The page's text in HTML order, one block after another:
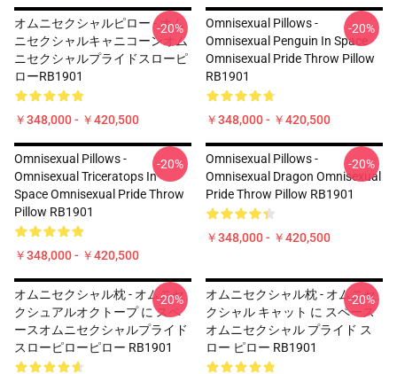
オムニセクシャルピロー - オム
ニセクシャルキャニコーンオム
ニセクシャルプライドスローピ
ローRB1901
￥348,000 - ￥420,500
-20%
Omnisexual Pillows -
Omnisexual Penguin In Space
Omnisexual Pride Throw Pillow
RB1901
￥348,000 - ￥420,500
-20%
Omnisexual Pillows -
Omnisexual Triceratops In
Space Omnisexual Pride Throw
Pillow RB1901
￥348,000 - ￥420,500
-20%
Omnisexual Pillows -
Omnisexual Dragon Omnisexual
Pride Throw Pillow RB1901
￥348,000 - ￥420,500
-20%
オムニセクシャル枕 - オムニセ
クシュアルオクトープ に スペ
ースオムニセクシャルプライド
スローピローピロー RB1901
-20%
オムニセクシャル枕 - オムニセ
クシャル キャット に スペース
オムニセクシャル プライド ス
ロー ピロー RB1901
-20%